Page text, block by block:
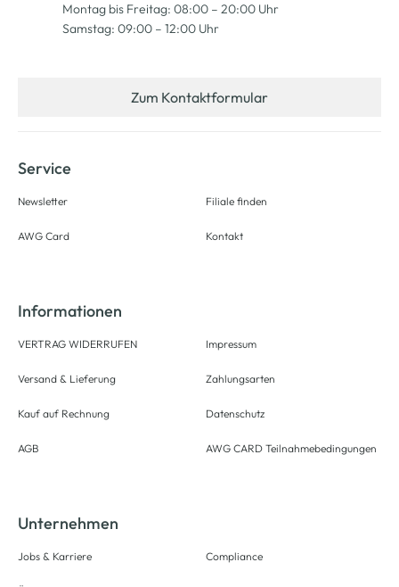
Montag bis Freitag: 08:00 – 20:00 Uhr
Samstag: 09:00 – 12:00 Uhr
Zum Kontaktformular
Service
Newsletter
AWG Card
Filiale finden
Kontakt
Informationen
VERTRAG WIDERRUFEN
Versand & Lieferung
Kauf auf Rechnung
AGB
Impressum
Zahlungsarten
Datenschutz
AWG CARD Teilnahmebedingungen
Unternehmen
Jobs & Karriere Compliance